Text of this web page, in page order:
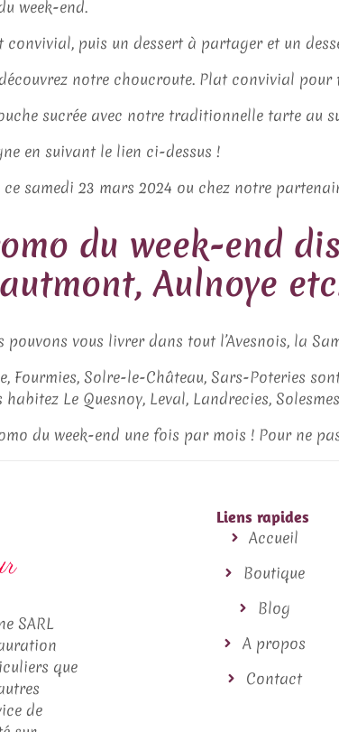
week-end.
convivial, puis un dessert à partager et un
notre choucroute. Plat convivial
sucrée avec notre traditionnelle tarte
en suivant le lien ci-dessus !
samedi 23 mars 2024 ou chez notre
du week-end
Aulnoye
pouvons vous livrer dans tout l’Avesnois, la
Fourmies, Solre-le-Château, Sars-Poteries
Le Quesnoy, Leval, Landrecies,
du week-end une fois par mois ! Pour ne
SARL
que
de
Liens rapides
Accueil
Boutique
Blog
A propos
Contact